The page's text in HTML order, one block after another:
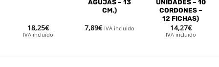
18,25€
IVA incluido
AGUJAS – 13
CM.)
7,89€ IVA incluido
UNIDADES – 10
CORDONES –
12 FICHAS)
14,27€
IVA incluido